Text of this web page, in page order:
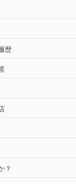
歴
？